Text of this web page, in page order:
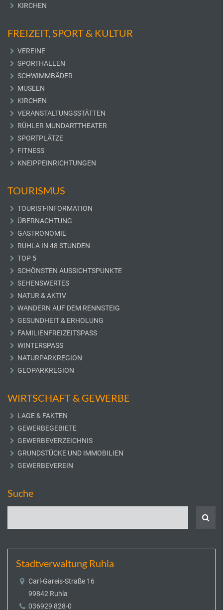
KIRCHEN
FREIZEIT, SPORT & KULTUR
VEREINE
SPORTHALLEN
SCHWIMMBÄDER
MUSEEN
KIRCHEN
VERANSTALTUNGSSTÄTTEN
RÜHLER MUNDARTTHEATER
SPORTPLÄTZE
FITNESS
KNEIPPEINRICHTUNGEN
TOURISMUS
TOURIST-INFORMATION
ÜBERNACHTUNG
GASTRONOMIE
RUHLA IN 48 STUNDEN
TOP 5
SCHÖNSTEN AUSSICHTSPUNKTE
SEHENSWERTES
NATUR & AKTIV
WANDERN AUF DEM RENNSTEIG
GESUNDHEIT & ERHOLUNG
FAMILIENFREIZEITSPASS
WINTERSPASS
NATURPARKREGION
GEOPARKREGION
WIRTSCHAFT & GEWERBE
LAGE & FAKTEN
GEWERBEGEBIETE
GEWERBEVERZEICHNIS
GRUNDSTÜCKE UND IMMOBILIEN
GEWERBEVEREIN
Suche
Stadtverwaltung Ruhla
Carl-Gareis-Straße 16
99842 Ruhla
036929 828-0